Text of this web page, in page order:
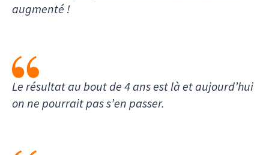
augmenté !
Le résultat au bout de 4 ans est là et aujourd’hui
on ne pourrait pas s’en passer.